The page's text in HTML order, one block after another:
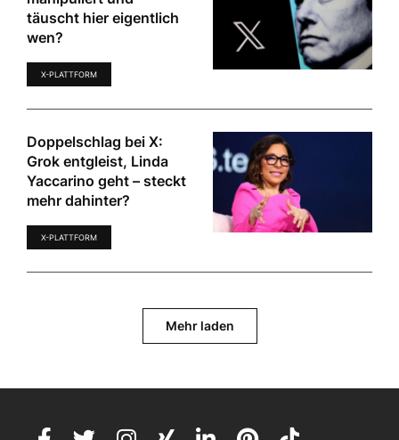
täuscht hier eigentlich
wen?
X-PLATTFORM
Doppelschlag bei X:
Grok entgleist, Linda
Yaccarino geht – steckt
mehr dahinter?
X-PLATTFORM
Mehr laden